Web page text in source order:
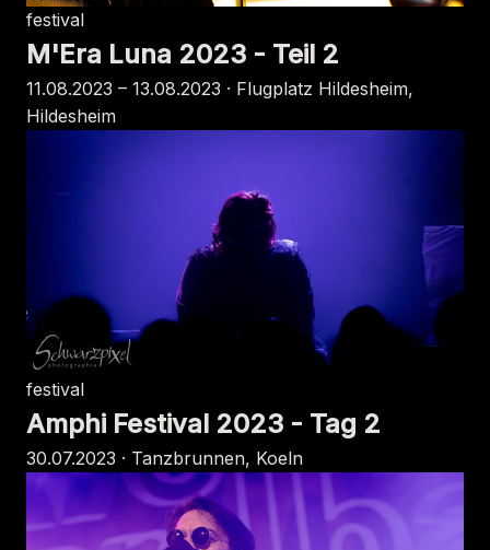
festival
M'Era Luna 2023 - Teil 2
11.08.2023 – 13.08.2023 · Flugplatz Hildesheim,
Hildesheim
festival
Amphi Festival 2023 - Tag 2
30.07.2023 · Tanzbrunnen, Koeln